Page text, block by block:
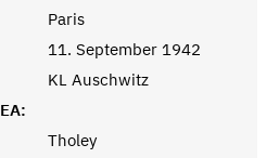
Paris
11. September 1942
KL Auschwitz
Tholey